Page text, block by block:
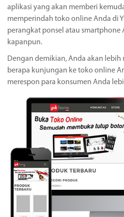
aplikasi yang akan memberi
memperindah toko online Anda di
perangkat ponsel atau smartphone
kapanpun.
Dengan demikian, Anda akan
berapa kunjungan ke toko online
merespon para konsumen Anda